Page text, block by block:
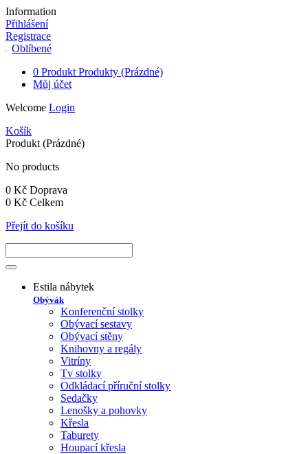
Information
Přihlášení
Registrace
Oblíbené
0 Produkt Produkty (Prázdné)
Můj účet
Welcome Login
Košík
Produkt (Prázdné)
No products
0 Kč Doprava
0 Kč Celkem
Přejít do košíku
Estila nábytek
Obývák
Konferenční stolky
Obývací sestavy
Obývací stěny
Knihovny a regály
Vitríny
Tv stolky
Odkládací příruční stolky
Sedačky
Lenošky a pohovky
Křesla
Taburety
Houpací křesla